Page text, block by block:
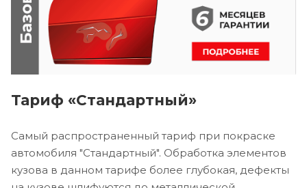
Тариф «Стандартный»
Самый распространенный тариф при покраске
автомобиля "Стандартный". Обработка элементов
кузова в данном тарифе более глубокая, дефекты